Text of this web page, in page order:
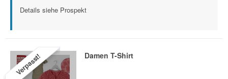
Details siehe Prospekt
Verpasst! Damen T-Shirt